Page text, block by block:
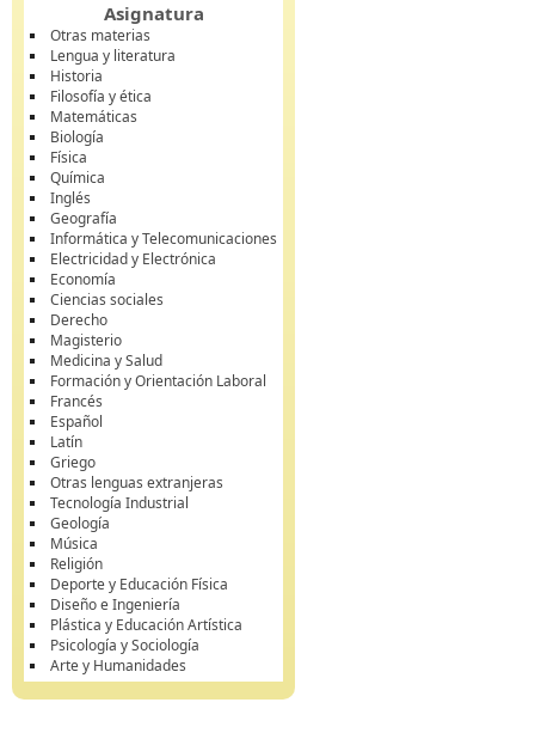
Asignatura
Otras materias
Lengua y literatura
Historia
Filosofía y ética
Matemáticas
Biología
Física
Química
Inglés
Geografía
Informática y Telecomunicaciones
Electricidad y Electrónica
Economía
Ciencias sociales
Derecho
Magisterio
Medicina y Salud
Formación y Orientación Laboral
Francés
Español
Latín
Griego
Otras lenguas extranjeras
Tecnología Industrial
Geología
Música
Religión
Deporte y Educación Física
Diseño e Ingeniería
Plástica y Educación Artística
Psicología y Sociología
Arte y Humanidades